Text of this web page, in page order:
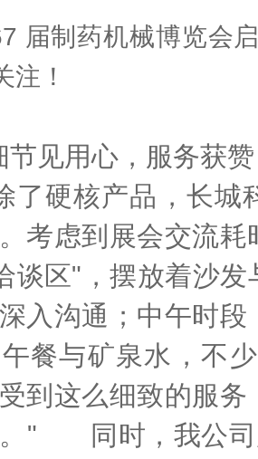
见用心，服务获
硬核产品，长城
考虑到展会交流
谈区"，摆放着沙
入沟通；中午时
餐与矿泉水，不
到这么细致的服
。" 同时，我公司